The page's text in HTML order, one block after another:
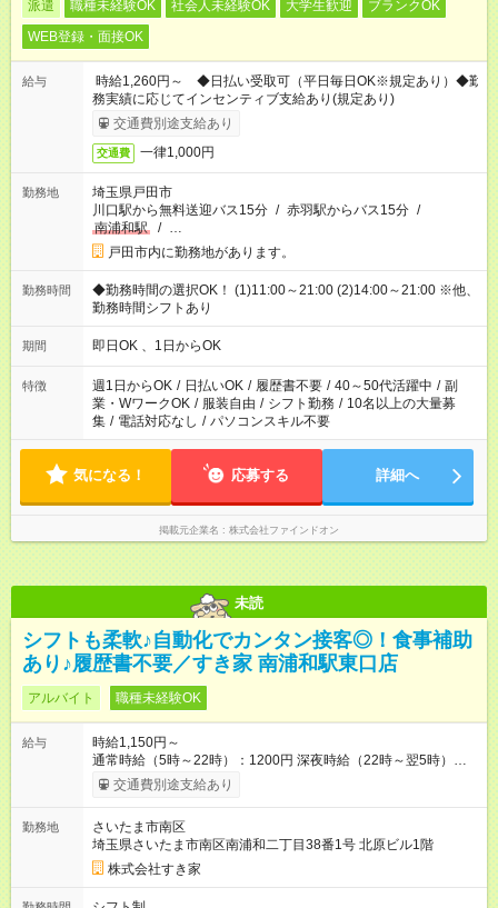
派遣 職種未経験OK 社会人未経験OK 大学生歓迎
ブランクOK
WEB登録・面接OK
給与
時給1,260円～ ◆日払い受取可（平日毎日OK※規定あり）◆勤
務実績に応じてインセンティブ支給あり(規定あり)
交通費別途支給あり
交通費 一律1,000円
勤務地
埼玉県戸田市
川口駅から無料送迎バス15分 / 赤羽駅からバス15分 /
南浦和駅
/ …
戸田市内に勤務地があります。
勤務時間
◆勤務時間の選択OK！ (1)11:00～21:00 (2)14:00～21:00 ※他、
勤務時間シフトあり
期間 即日OK 、1日からOK
特徴 週1日からOK / 日払いOK / 履歴書不要 / 40～50代活躍中 / 副
業・WワークOK / 服装自由 / シフト勤務 / 10名以上の大量募
集 / 電話対応なし / パソコンスキル不要
気になる！ 応募する 詳細へ
掲載元企業名 株式会社ファインドオン
未読
シフトも柔軟♪自動化でカンタン接客◎！食事補助
あり♪履歴書不要／すき家 南浦和駅東口店
アルバイト 職種未経験OK
給与
時給1,150円～
通常時給（5時～22時）：1200円 深夜時給（22時～翌5時）：
1500円 高校生時給：1150円 【特別手当】早朝手当（5：00-9：
00）時給+150円 【試用期間】試用期間あり 試用期間の長さ：1
30日（※条件変更なし）ですが、切り上げで一ヶ月とさせてい
ただきます。 研修制度あり：15時間(研修中も同時給）
交通費別途支給あり
勤務地
さいたま市南区
埼玉県さいたま市南区南浦和二丁目38番1号 北原ビル1階
株式会社すき家